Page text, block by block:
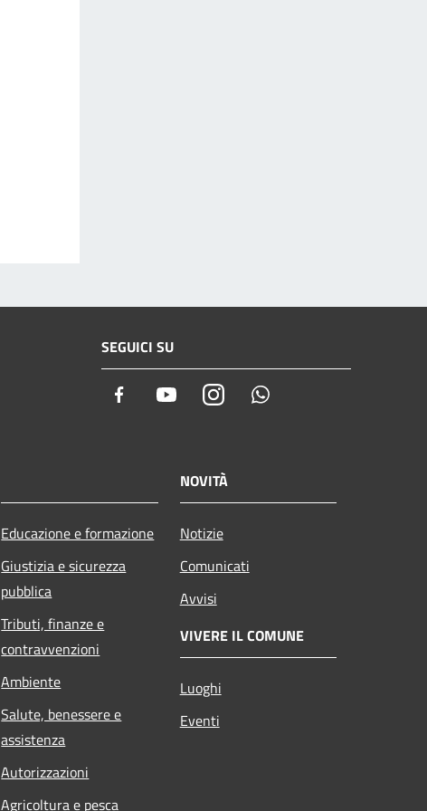
SEGUICI SU
Facebook YoutubeInstagram
Educazione e formazione
Giustizia e sicurezza
pubblica
Tributi, finanze e
contravvenzioni
Ambiente
Salute, benessere e
assistenza
Autorizzazioni
Agricoltura e pesca
NOVITÀ
Notizie
Comunicati
Avvisi
VIVERE IL COMUNE
Luoghi
Eventi